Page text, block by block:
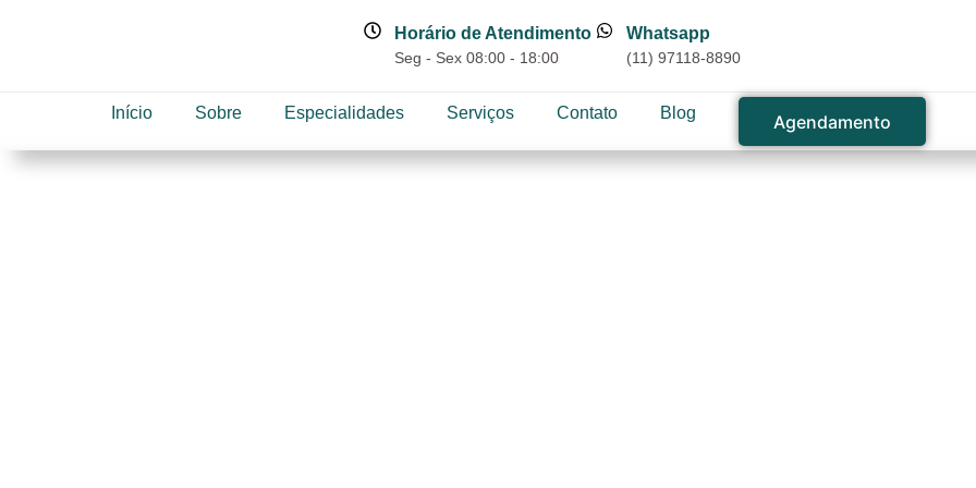
Horário de Atendimento
Seg - Sex 08:00 - 18:00
Whatsapp
(11) 97118-8890
Início Sobre Especialidades Serviços Contato Blog Agendamento